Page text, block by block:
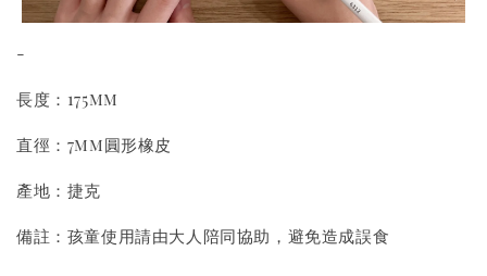
-
長度：175mm
直徑：7mm圓形橡皮
產地：捷克
備註：孩童使用請由大人陪同協助，避免造成誤食